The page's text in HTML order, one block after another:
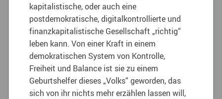
kapitalistische, oder auch eine
postdemokratische, digitalkontrollierte und
finanzkapitalistische Gesellschaft „richtig“
leben kann. Von einer Kraft in einem
demokratischen System von Kontrolle,
Freiheit und Balance ist sie zu einem
Geburtshelfer dieses „Volks“ geworden, das
sich von ihr nichts mehr erzählen lassen will,